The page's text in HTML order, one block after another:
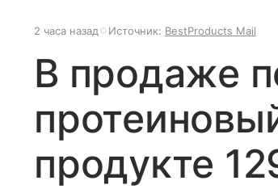
2 часа назад Источник: BestProducts Mail
В продаже
продукте